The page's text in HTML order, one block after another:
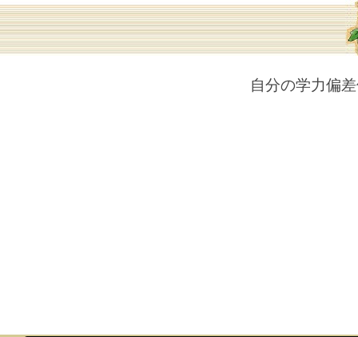
自分の学力偏